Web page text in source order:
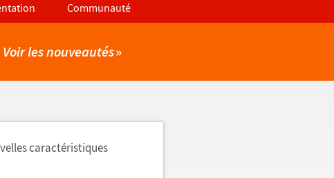
Communauté
Voir les nouveautés»
caractéristiques